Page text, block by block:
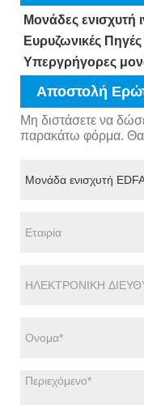
Μονάδες ενισχυτή
Ευρυζωνικές
Υπεργρήγορες
Αποστολή
Μη διστάσετε να
παρακάτω φόρμα.